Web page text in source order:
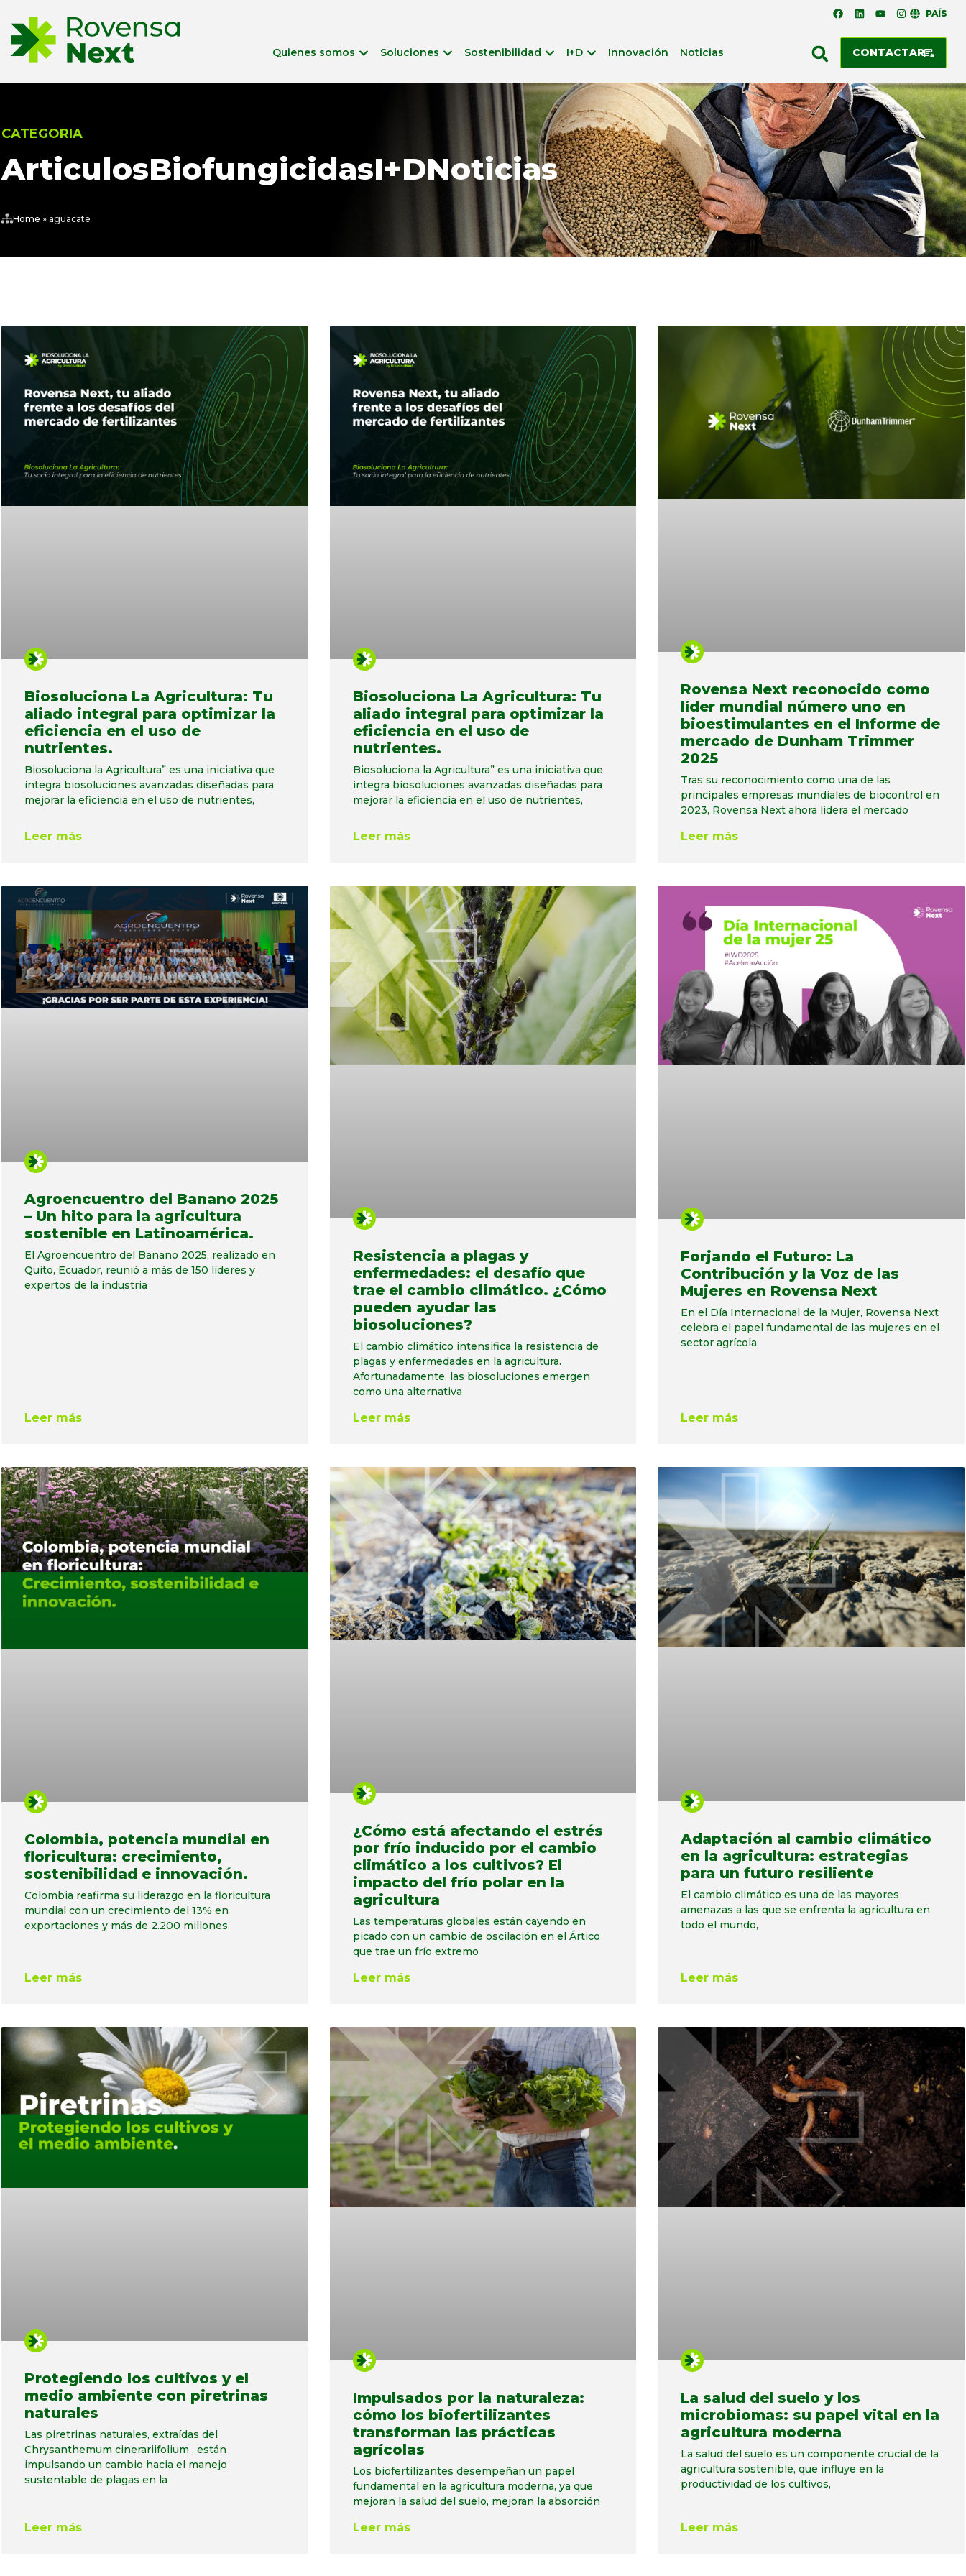
PAÍS
Quienes somos Soluciones Sostenibilidad I+D Innovación Noticias CONTACTAR
CATEGORIA
ArticulosBiofungicidasI+DNoticias
Home » aguacate
Biosoluciona La Agricultura: Tu
aliado integral para optimizar la
eficiencia en el uso de
nutrientes.
Biosoluciona la Agricultura” es una iniciativa que
integra biosoluciones avanzadas diseñadas para
mejorar la eficiencia en el uso de nutrientes,
Leer más
Biosoluciona La Agricultura: Tu
aliado integral para optimizar la
eficiencia en el uso de
nutrientes.
Biosoluciona la Agricultura” es una iniciativa que
integra biosoluciones avanzadas diseñadas para
mejorar la eficiencia en el uso de nutrientes,
Leer más
Rovensa Next reconocido como
líder mundial número uno en
bioestimulantes en el Informe de
mercado de Dunham Trimmer
2025
Tras su reconocimiento como una de las
principales empresas mundiales de biocontrol en
2023, Rovensa Next ahora lidera el mercado
Leer más
Agroencuentro del Banano 2025
– Un hito para la agricultura
sostenible en Latinoamérica.
El Agroencuentro del Banano 2025, realizado en
Quito, Ecuador, reunió a más de 150 líderes y
expertos de la industria
Leer más
Resistencia a plagas y
enfermedades: el desafío que
trae el cambio climático. ¿Cómo
pueden ayudar las
biosoluciones?
El cambio climático intensifica la resistencia de
plagas y enfermedades en la agricultura.
Afortunadamente, las biosoluciones emergen
como una alternativa
Leer más
Forjando el Futuro: La
Contribución y la Voz de las
Mujeres en Rovensa Next
En el Día Internacional de la Mujer, Rovensa Next
celebra el papel fundamental de las mujeres en el
sector agrícola.
Leer más
Colombia, potencia mundial en
floricultura: crecimiento,
sostenibilidad e innovación.
Colombia reafirma su liderazgo en la floricultura
mundial con un crecimiento del 13% en
exportaciones y más de 2.200 millones
Leer más
¿Cómo está afectando el estrés
por frío inducido por el cambio
climático a los cultivos? El
impacto del frío polar en la
agricultura
Las temperaturas globales están cayendo en
picado con un cambio de oscilación en el Ártico
que trae un frío extremo
Leer más
Adaptación al cambio climático
en la agricultura: estrategias
para un futuro resiliente
El cambio climático es una de las mayores
amenazas a las que se enfrenta la agricultura en
todo el mundo,
Leer más
Protegiendo los cultivos y el
medio ambiente con piretrinas
naturales
Las piretrinas naturales, extraídas del
Chrysanthemum cinerariifolium , están
impulsando un cambio hacia el manejo
sustentable de plagas en la
Leer más
Impulsados ​​por la naturaleza:
cómo los biofertilizantes
transforman las prácticas
agrícolas
Los biofertilizantes desempeñan un papel
fundamental en la agricultura moderna, ya que
mejoran la salud del suelo, mejoran la absorción
Leer más
La salud del suelo y los
microbiomas: su papel vital en la
agricultura moderna
La salud del suelo es un componente crucial de la
agricultura sostenible, que influye en la
productividad de los cultivos,
Leer más